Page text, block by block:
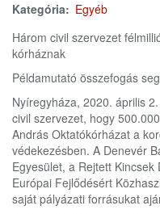
Kategória: Egyéb
Három civil szervezet
kórháznak
Példamutató összefogás
Nyíregyháza, 2020. április
civil szervezet, hogy
András Oktatókórházat a
védekezésben. A Denevér
Egyesület, a Rejtett
Európai Fejlődésért
saját pályázati forrásukat